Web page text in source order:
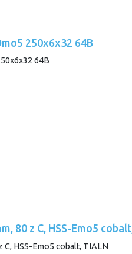
250x6x32 64B
80 z C, HSS-Emo5